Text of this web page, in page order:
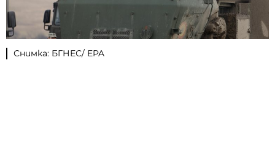
Снимка: БГНЕС/ EPA